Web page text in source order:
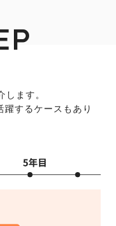
します。
するケースもあり